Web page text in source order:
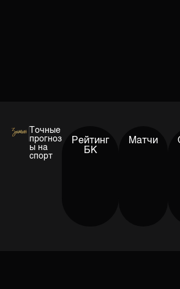
Точные
прогноз
ы на
спорт
Рейтинг
БК
Матчи